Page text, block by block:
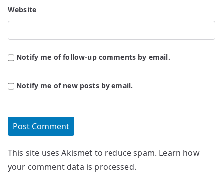
Website
Notify me of follow-up comments by email.
Notify me of new posts by email.
This site uses Akismet to reduce spam. Learn how
your comment data is processed.